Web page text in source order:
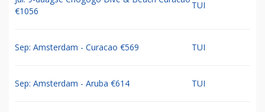
€1056
TUI
Sep: Amsterdam - Curacao €569 TUI
Sep: Amsterdam - Aruba €614 TUI